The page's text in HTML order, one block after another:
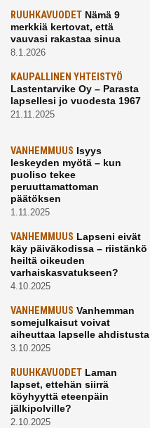
RUUHKAVUODET Nämä 9
merkkiä kertovat, että
vauvasi rakastaa sinua
8.1.2026
KAUPALLINEN YHTEISTYÖ
Lastentarvike Oy – Parasta
lapsellesi jo vuodesta 1967
21.11.2025
VANHEMMUUS Isyys
leskeyden myötä – kun
puoliso tekee
peruuttamattoman
päätöksen
1.11.2025
VANHEMMUUS Lapseni eivät
käy päiväkodissa – riistänkö
heiltä oikeuden
varhaiskasvatukseen?
4.10.2025
VANHEMMUUS Vanhemman
somejulkaisut voivat
aiheuttaa lapselle ahdistusta
3.10.2025
RUUHKAVUODET Laman
lapset, ettehän siirrä
köyhyyttä eteenpäin
jälkipolville?
2.10.2025